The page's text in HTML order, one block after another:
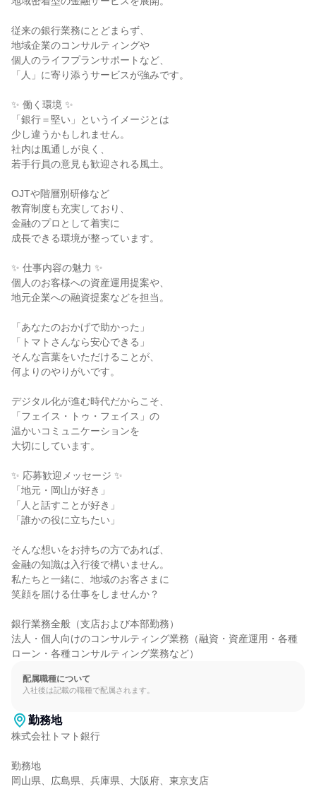
従来の銀行業務にとどまらず、
地域企業のコンサルティングや
個人のライフプランサポートなど、
「人」に寄り添うサービスが強みです。
✨ 働く環境 ✨
「銀行＝堅い」というイメージとは
少し違うかもしれません。
社内は風通しが良く、
若手行員の意見も歓迎される風土。
OJTや階層別研修など
教育制度も充実しており、
金融のプロとして着実に
成長できる環境が整っています。
✨ 仕事内容の魅力 ✨
個人のお客様への資産運用提案や、
地元企業への融資提案などを担当。
「あなたのおかげで助かった」
「トマトさんなら安心できる」
そんな言葉をいただけることが、
何よりのやりがいです。
デジタル化が進む時代だからこそ、
「フェイス・トゥ・フェイス」の
温かいコミュニケーションを
大切にしています。
✨ 応募歓迎メッセージ ✨
「地元・岡山が好き」
「人と話すことが好き」
「誰かの役に立ちたい」
そんな想いをお持ちの方であれば、
金融の知識は入行後で構いません。
私たちと一緒に、地域のお客さまに
笑顔を届ける仕事をしませんか？
銀行業務全般（支店および本部勤務）
法人・個人向けのコンサルティング業務（融資・資産運用・各種
ローン・各種コンサルティング業務など）
配属職種について
入社後は記載の職種で配属されます。
勤務地
株式会社トマト銀行
勤務地
岡山県、広島県、兵庫県、大阪府、東京支店